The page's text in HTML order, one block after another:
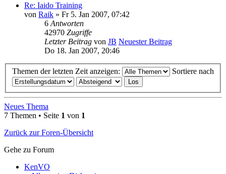
Re: Iaido Training
von Raik » Fr 5. Jan 2007, 07:42
6 Antworten
42970 Zugriffe
Letzter Beitrag von JB Neuester Beitrag
Do 18. Jan 2007, 20:46
Themen der letzten Zeit anzeigen: Sortiere nach
Neues Thema
7 Themen • Seite 1 von 1
Zurück zur Foren-Übersicht
Gehe zu Forum
KenVO